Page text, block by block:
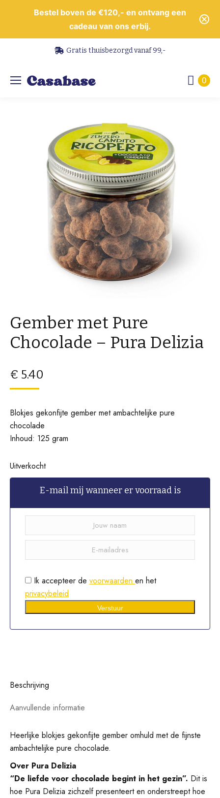
Bestel boven de €120,- en ontvang een
cadeau van ons erbij.
Gratis thuisbezorgd vanaf 99,-
0
Gember met Pure
Chocolade – Pura Delizia
€ 5.40
Blokjes gekonfijte gember met ambachtelijke pure
chocolade
Inhoud: 125 gram
Uitverkocht
E-mail mij wanneer er voorraad is
Ik accepteer de voorwaarden en het
privacybeleid
Verstuur
Beschrijving
Aanvullende informatie
Heerlijke blokjes gekonfijte gember omhuld met de fijnste
ambachtelijke pure chocolade.
Over Pura Delizia
“De liefde voor chocolade begint in het gezin”. Dit is
hoe Pura Delizia zichzelf presenteert en onderstreept hoe